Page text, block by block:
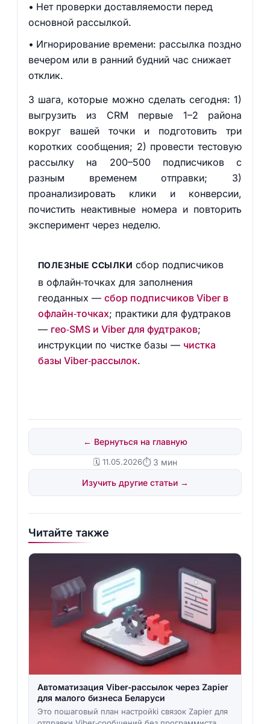
Нет проверки доставляемости перед
основной рассылкой.
Игнорирование времени: рассылка поздно
вечером или в ранний будний час снижает
отклик.
3 шага, которые можно сделать сегодня: 1)
выгрузить из CRM первые 1–2 района
вокруг вашей точки и подготовить три
коротких сообщения; 2) провести тестовую
рассылку на 200–500 подписчиков с
разным временем отправки; 3)
проанализировать клики и конверсии,
почистить неактивные номера и повторить
эксперимент через неделю.
ПОЛЕЗНЫЕ ССЫЛКИ сбор подписчиков
в офлайн‑точках для заполнения
геоданных — сбор подписчиков Viber в
офлайн‑точках; практики для фудтраков
— гео‑SMS и Viber для фудтраков;
инструкции по чистке базы — чистка
базы Viber‑рассылок.
← Вернуться на главную
🗓️ 11.05.2026⏱ 3 мин
Изучить другие статьи →
Читайте также
Автоматизация Viber‑рассылок через Zapier
для малого бизнеса Беларуси
Это пошаговый план настройki связок Zapier для